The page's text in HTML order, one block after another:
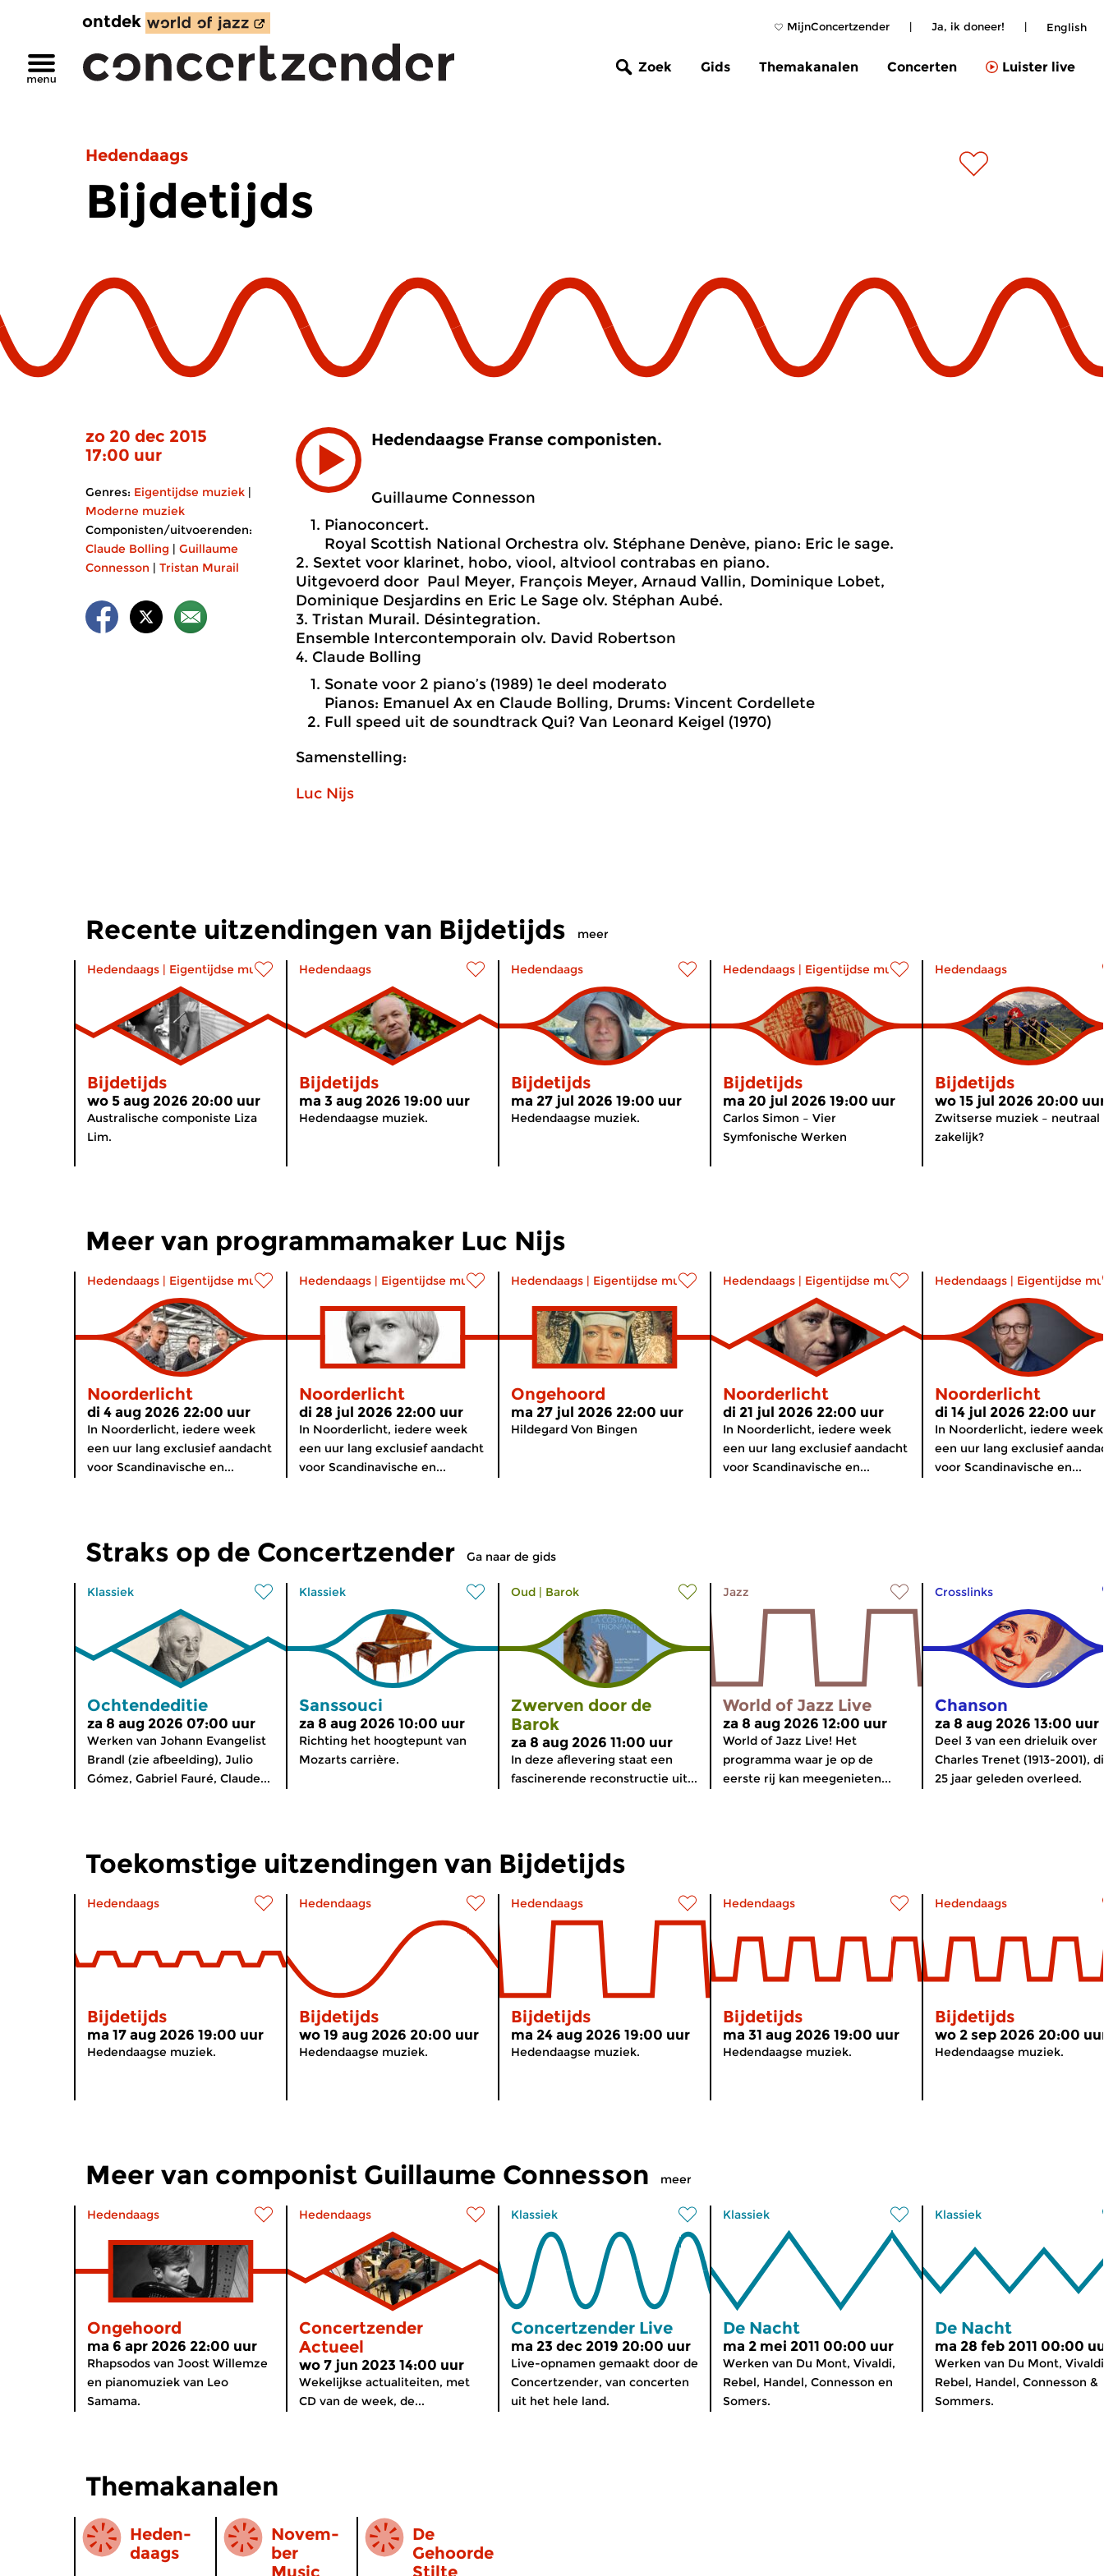
MijnConcertzender | Ja, ik doneer! | English
ontdek
Zoek Gids Themakanalen Concerten Luister live
Hedendaags
Bijdetijds
zo 20 dec 2015
17:00 uur
Genres: Eigentijdse muziek |
Moderne muziek
Componisten/uitvoerenden:
Claude Bolling | Guillaume
Connesson | Tristan Murail
Hedendaagse Franse componisten.
Guillaume Connesson
Pianoconcert.
Royal Scottish National Orchestra olv. Stéphane Denève, piano: Eric le sage.
2. Sextet voor klarinet, hobo, viool, altviool contrabas en piano.
Uitgevoerd door Paul Meyer, François Meyer, Arnaud Vallin, Dominique Lobet,
Dominique Desjardins en Eric Le Sage olv. Stéphan Aubé.
3. Tristan Murail. Désintegration.
Ensemble Intercontemporain olv. David Robertson
4. Claude Bolling
Sonate voor 2 piano’s (1989) 1e deel moderato
Pianos: Emanuel Ax en Claude Bolling, Drums: Vincent Cordellete
Full speed uit de soundtrack Qui? Van Leonard Keigel (1970)
Samenstelling:
Luc Nijs
Recente uitzendingen van Bijdetijds meer
Hedendaags | Eigentijdse muziek
Bijdetijds
wo 5 aug 2026 20:00 uur
Australische componiste Liza
Lim.
Hedendaags
Bijdetijds
ma 3 aug 2026 19:00 uur
Hedendaagse muziek.
Hedendaags
Bijdetijds
ma 27 jul 2026 19:00 uur
Hedendaagse muziek.
Hedendaags | Eigentijdse muziek
Bijdetijds
ma 20 jul 2026 19:00 uur
Carlos Simon – Vier
Symfonische Werken
Hedendaags
Bijdetijds
wo 15 jul 2026 20:00
Zwitserse muziek – neutraal
zakelijk?
Meer van programmamaker Luc Nijs
Hedendaags | Eigentijdse muziek
Noorderlicht
di 4 aug 2026 22:00 uur
In Noorderlicht, iedere week
een uur lang exclusief aandacht
voor Scandinavische en...
Hedendaags | Eigentijdse muziek
Noorderlicht
di 28 jul 2026 22:00 uur
In Noorderlicht, iedere week
een uur lang exclusief aandacht
voor Scandinavische en...
Hedendaags | Eigentijdse muziek
Ongehoord
ma 27 jul 2026 22:00 uur
Hildegard Von Bingen
Hedendaags | Eigentijdse muziek
Noorderlicht
di 21 jul 2026 22:00 uur
In Noorderlicht, iedere week
een uur lang exclusief aandacht
voor Scandinavische en...
Hedendaags | Eigentijdse
Noorderlicht
di 14 jul 2026 22:00 uur
In Noorderlicht, iedere week
een uur lang exclusief
voor Scandinavische en...
Straks op de Concertzender Ga naar de gids
Klassiek
Ochtendeditie
za 8 aug 2026 07:00 uur
Werken van Johann Evangelist
Brandl (zie afbeelding), Julio
Gómez, Gabriel Fauré, Claude...
Klassiek
Sanssouci
za 8 aug 2026 10:00 uur
Richting het hoogtepunt van
Mozarts carrière.
Oud | Barok
Zwerven door de
Barok
za 8 aug 2026 11:00 uur
In deze aflevering staat een
fascinerende reconstructie uit...
Jazz
World of Jazz Live
za 8 aug 2026 12:00 uur
World of Jazz Live! Het
programma waar je op de
eerste rij kan meegenieten...
Crosslinks
Chanson
za 8 aug 2026 13:00 uur
Deel 3 van een drieluik over
Charles Trenet (1913-2001),
25 jaar geleden overleed.
Toekomstige uitzendingen van Bijdetijds
Hedendaags
Bijdetijds
ma 17 aug 2026 19:00 uur
Hedendaagse muziek.
Hedendaags
Bijdetijds
wo 19 aug 2026 20:00 uur
Hedendaagse muziek.
Hedendaags
Bijdetijds
ma 24 aug 2026 19:00 uur
Hedendaagse muziek.
Hedendaags
Bijdetijds
ma 31 aug 2026 19:00 uur
Hedendaagse muziek.
Hedendaags
Bijdetijds
wo 2 sep 2026 20:00
Hedendaagse muziek.
Meer van componist Guillaume Connesson meer
Hedendaags
Ongehoord
ma 6 apr 2026 22:00 uur
Rhapsodos van Joost Willemze
en pianomuziek van Leo
Samama.
Hedendaags
Concertzender
Actueel
wo 7 jun 2023 14:00 uur
Wekelijkse actualiteiten, met
CD van de week, de...
Klassiek
Concertzender Live
ma 23 dec 2019 20:00 uur
Live-opnamen gemaakt door de
Concertzender, van concerten
uit het hele land.
Klassiek
De Nacht
ma 2 mei 2011 00:00 uur
Werken van Du Mont, Vivaldi,
Rebel, Handel, Connesson en
Somers.
Klassiek
De Nacht
ma 28 feb 2011 00:00
Werken van Du Mont,
Rebel, Handel, Connesson &
Sommers.
Themakanalen
Heden-
daags
Novem­
ber
Music
De
Gehoorde
Stilte